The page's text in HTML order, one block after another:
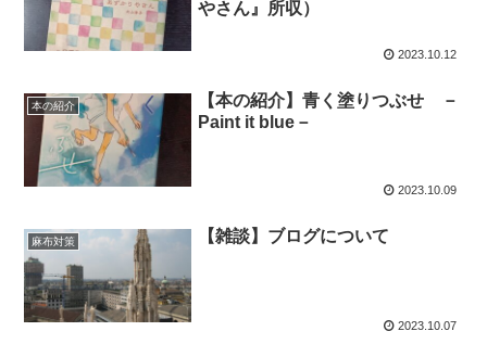
やさん』所収）
2023.10.12
本の紹介
【本の紹介】青く塗りつぶせ －
Paint it blue－
2023.10.09
麻布対策 【雑談】ブログについて
2023.10.07